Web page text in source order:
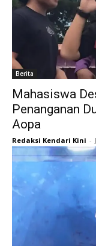
Berita
Mahasiswa
Penanganan
Aopa
Redaksi Kendari Kini -